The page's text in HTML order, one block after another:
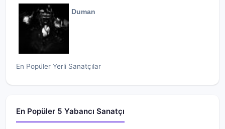
Duman
En Popüler Yerli Sanatçılar
En Popüler 5 Yabancı Sanatçı